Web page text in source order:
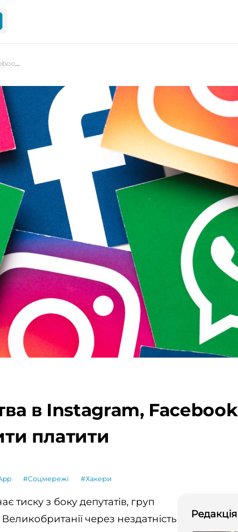
«Цунамі» шахрайства в Instagram, Facebook і WhatsApp. Meta можуть змусити платити
в Instagram,
платити
#Соцмережі #Хакери
тиску з боку депутатів, груп
через нездатність